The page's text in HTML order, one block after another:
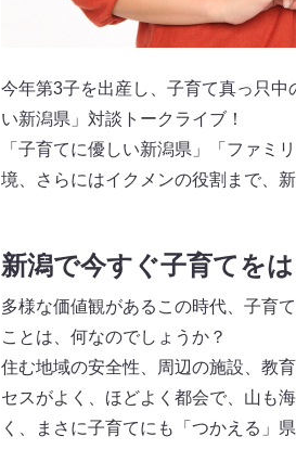
今年第3子を出産し、子育て真っ只
い新潟県」対談トークライブ！
「子育てに優しい新潟県」「ファミ
境、さらにはイクメンの役割まで、
新潟で今すぐ子育てを
多様な価値観があるこの時代、子育
ことは、何なのでしょうか？
住む地域の安全性、周辺の施設、教
セスがよく、ほどよく都会で、山も
く、まさに子育てにも「つかえる」